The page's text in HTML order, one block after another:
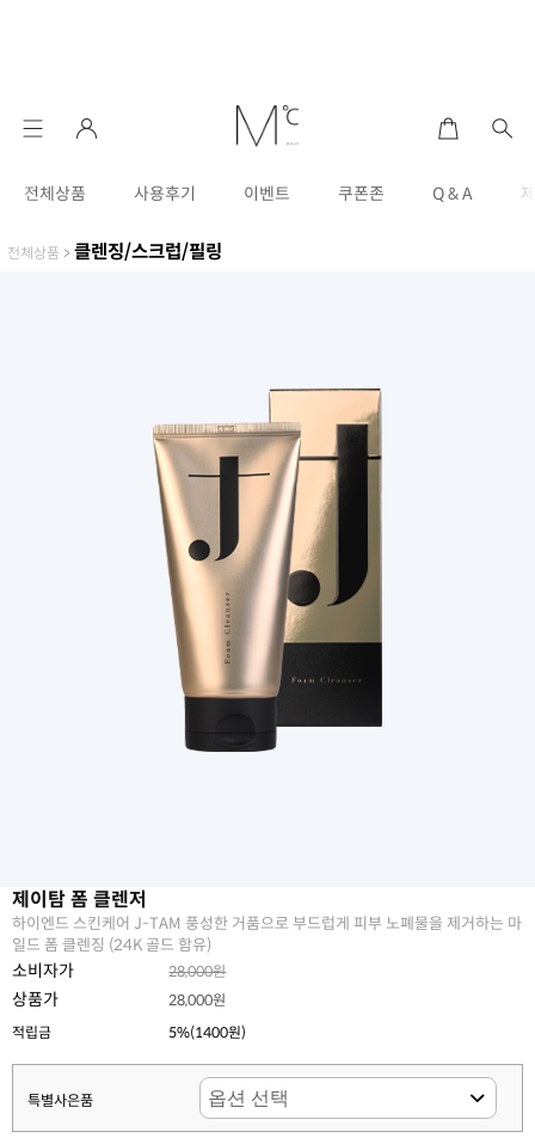
전체상품 사용후기 이벤트 쿠폰존 Q & A
전체상품 > 클렌징/스크럽/필링
제이탐 폼 클렌저
하이엔드 스킨케어 J-TAM 풍성한 거품으로 부드럽게 피부 노폐물을 제거하는 마
일드 폼 클렌징 (24K 골드 함유)
소비자가 28,000원
상품가
28,000원
적립금
5%(1400원)
특별사은품